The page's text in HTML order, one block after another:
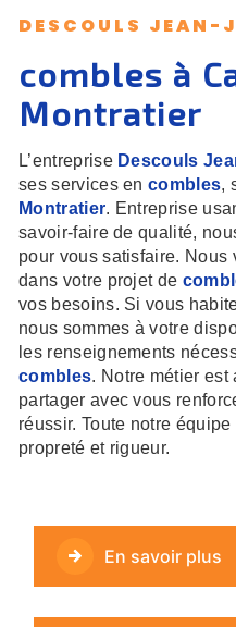
DESCOULS JEAN-
combles à
Montratier
L’entreprise Descouls
ses services encombles,
Montratier. Entreprise
savoir-faire de qualité,
pour vous satisfaire. Nous
dans votre projet de
vos besoins. Si vous
nous sommes à votre
les renseignements
combles. Notre métier est
partager avec vous
réussir. Toute notre
propreté et rigueur.
En savoir plus